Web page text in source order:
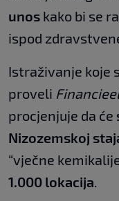
unos kako bi se
ispod
Istraživanje koje
proveli
procjenjuje da će
Nizozemskoj
“vječne
1.000 lokacija.